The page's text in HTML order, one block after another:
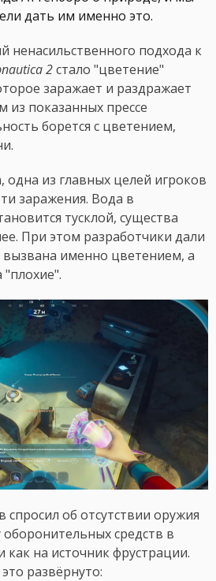
дать им именно это.
ненасильственного подхода к
2стало "цветение"
заражает и раздражает
из показанных прессе
борется с цветением,
одна из главных целей игроков
заражения. Вода в
тусклой, существа
При этом разработчики дали
вызвана именно цветением, а
"плохие".
об отсутствии оружия
оборонительных средств в
как на источник фрустрации.
развёрнуто: